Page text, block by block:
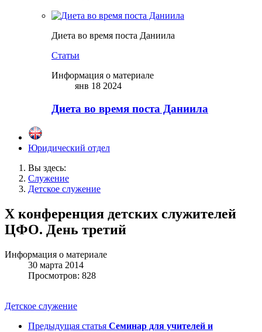
Диета во время поста Даниила
Статьи
Информация о материале
янв 18 2024
Диета во время поста Даниила
Юридический отдел
Вы здесь:
Служение
Детское служение
X конференция детских служителей
ЦФО. День третий
Информация о материале
30 марта 2014
Просмотров: 828
Детское служение
Предыдущая статья Семинар для учителей и